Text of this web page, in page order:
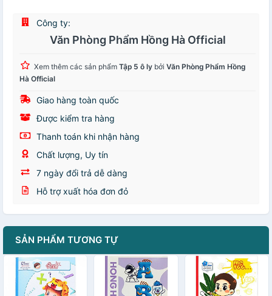
Công ty:
Văn Phòng Phẩm Hồng Hà Official
Xem thêm các sản phẩm Tập 5 ô ly bởi Văn Phòng Phẩm Hồng
Hà Official
Giao hàng toàn quốc
Được kiểm tra hàng
Thanh toán khi nhận hàng
Chất lượng, Uy tín
7 ngày đổi trả dễ dàng
Hỗ trợ xuất hóa đơn đỏ
SẢN PHẨM TƯƠNG TỰ